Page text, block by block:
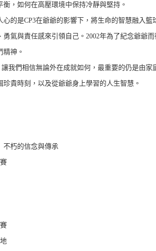
衡，如何在高壓環境中保持冷靜與堅持。
心的是CP3在爺爺的影響下，將生命的智慧融入
勇氣與責任感來引領自己。2002年為了紀念爺爺
精神。
讓我們相信無論外在成就如何，最重要的仍是由
珍貴時刻，以及從爺爺身上學習的人生智慧。
朽的信念與傳承